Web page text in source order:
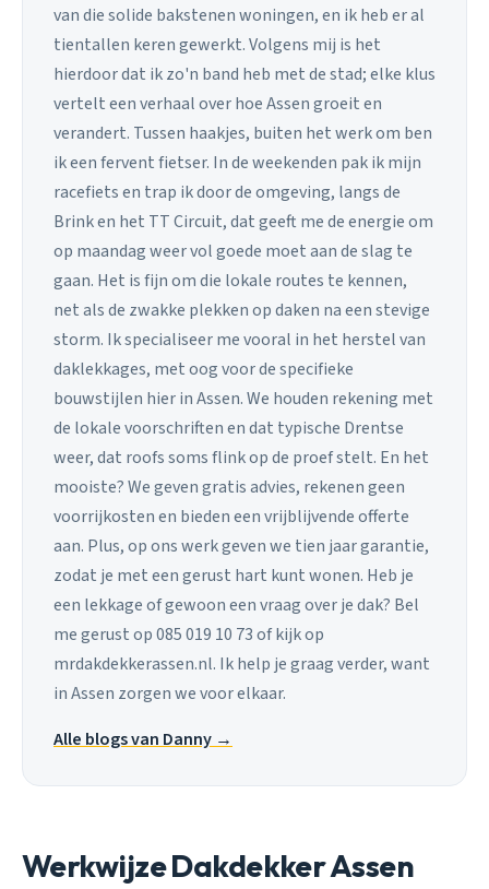
van die solide bakstenen woningen, en ik heb er al
tientallen keren gewerkt. Volgens mij is het
hierdoor dat ik zo'n band heb met de stad; elke klus
vertelt een verhaal over hoe Assen groeit en
verandert. Tussen haakjes, buiten het werk om ben
ik een fervent fietser. In de weekenden pak ik mijn
racefiets en trap ik door de omgeving, langs de
Brink en het TT Circuit, dat geeft me de energie om
op maandag weer vol goede moet aan de slag te
gaan. Het is fijn om die lokale routes te kennen,
net als de zwakke plekken op daken na een stevige
storm. Ik specialiseer me vooral in het herstel van
daklekkages, met oog voor de specifieke
bouwstijlen hier in Assen. We houden rekening met
de lokale voorschriften en dat typische Drentse
weer, dat roofs soms flink op de proef stelt. En het
mooiste? We geven gratis advies, rekenen geen
voorrijkosten en bieden een vrijblijvende offerte
aan. Plus, op ons werk geven we tien jaar garantie,
zodat je met een gerust hart kunt wonen. Heb je
een lekkage of gewoon een vraag over je dak? Bel
me gerust op 085 019 10 73 of kijk op
mrdakdekkerassen.nl. Ik help je graag verder, want
in Assen zorgen we voor elkaar.
Alle blogs van Danny →
Werkwijze Dakdekker Assen